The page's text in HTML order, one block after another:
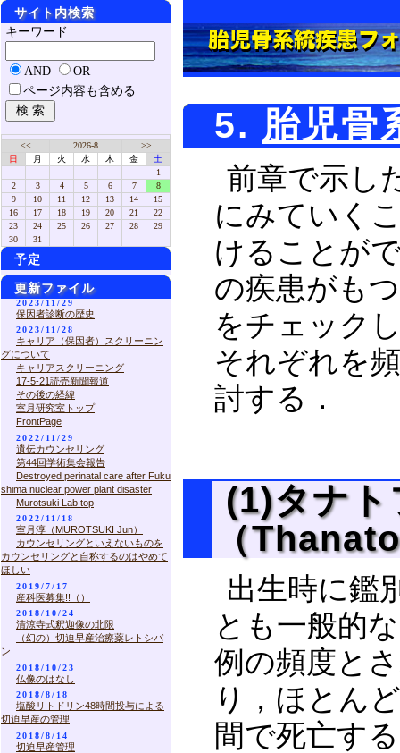
5. 胎児骨
前章で示し
にみていく
けることが
の疾患がも
をチェック
それぞれを
討する．
(1)タナト
（
出生時に鑑
とも一般的
例の頻度と
り，ほとん
間で死亡す
サイト内検索
キーワード
AND
OR
ページ内容も含める
<< 2026-8
>>
日
月 火 水 木 金
土
1
2
3 4 5 6 7
8
9
10 11 12 13 14
15
16
17 18 19 20 21
22
23
24 25 26 27 28
29
30
31
予定
更新ファイル
2023/11/29
保因者診断の歴史
2023/11/28
キャリア（保因者）スクリーニン
グについて
キャリアスクリーニング
17-5-21読売新聞報道
その後の経緯
室月研究室トップ
FrontPage
2022/11/29
遺伝カウンセリング
第44回学術集会報告
Destroyed perinatal care after Fuku
shima nuclear power plant disaster
Murotsuki Lab top
2022/11/18
室月淳（MUROTSUKI Jun）
カウンセリングといえないものを
カウンセリングと自称するのはやめて
ほしい
2019/7/17
産科医募集!!（）
2018/10/24
清涼寺式釈迦像の北限
（幻の）切迫早産治療薬レトシバ
ン
2018/10/23
仏像のはなし
2018/8/18
塩酸リトドリン48時間投与による
切迫早産の管理
2018/8/14
切迫早産管理